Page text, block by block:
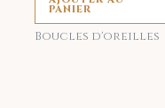
PANIER
Boucles d'oreilles